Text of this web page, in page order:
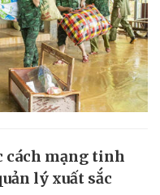
cách mạng tinh
lý xuất sắc